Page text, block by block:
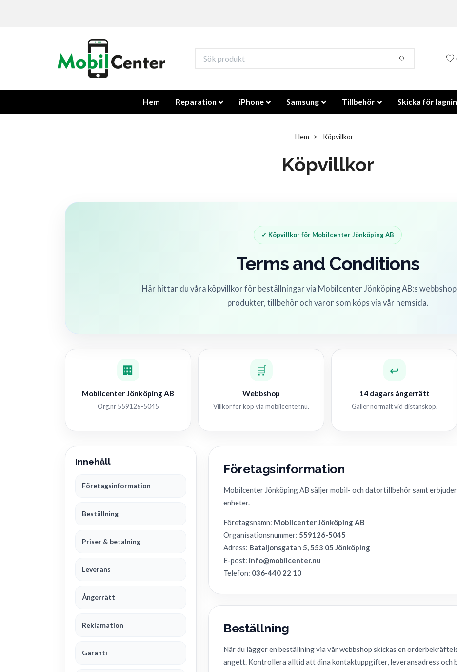
Hem Reparation iPhone Samsung Tillbehör Skicka för
Hem Köpvillkor
Köpvillkor
✓ Köpvillkor för Mobilcenter Jönköping AB
Terms and Conditions
Här hittar du våra köpvillkor för beställningar via Mobilcenter Jönköping AB:s
produkter, tillbehör och varor som köps via vår hemsida.
🏢
Mobilcenter Jönköping AB
Org.nr 559126-5045
🛒
Webbshop
Villkor för köp via mobilcenter.nu.
↩️
14 dagars ångerrätt
Gäller normalt vid distansköp.
Innehåll
Företagsinformation
Beställning
Priser & betalning
Leverans
Ångerrätt
Reklamation
Garanti
Företagsinformation
Mobilcenter Jönköping AB säljer mobil- och datortillbehör samt
enheter.
Företagsnamn: Mobilcenter Jönköping AB
Organisationsnummer: 559126-5045
Adress: Bataljonsgatan 5, 553 05 Jönköping
E-post: info@mobilcenter.nu
Telefon: 036-440 22 10
Beställning
När du lägger en beställning via vår webbshop skickas en
angett. Kontrollera alltid att dina kontaktuppgifter, leveransadress och